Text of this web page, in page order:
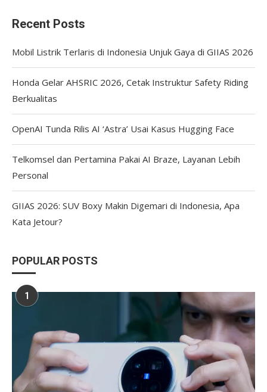
Recent Posts
Mobil Listrik Terlaris di Indonesia Unjuk Gaya di GIIAS 2026
Honda Gelar AHSRIC 2026, Cetak Instruktur Safety Riding
Berkualitas
OpenAI Tunda Rilis AI ‘Astra’ Usai Kasus Hugging Face
Telkomsel dan Pertamina Pakai AI Braze, Layanan Lebih
Personal
GIIAS 2026: SUV Boxy Makin Digemari di Indonesia, Apa
Kata Jetour?
POPULAR POSTS
1